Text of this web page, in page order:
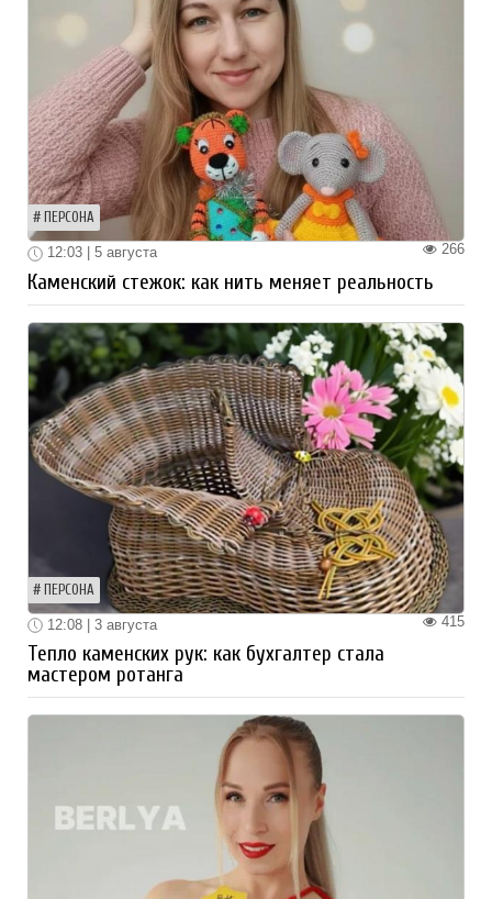
ПЕРСОНА
266
12:03 | 5 августа
Каменский стежок: как нить меняет реальность
ПЕРСОНА
415
12:08 | 3 августа
Тепло каменских рук: как бухгалтер стала
мастером ротанга